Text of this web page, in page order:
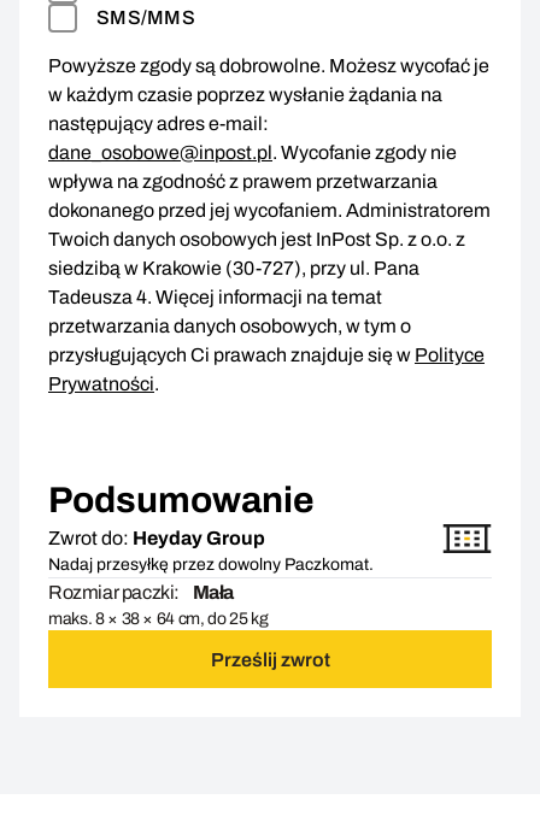
SMS/MMS
Powyższe zgody są dobrowolne. Możesz wycofać je
w każdym czasie poprzez wysłanie żądania na
następujący adres e-mail:
dane_osobowe@inpost.pl. Wycofanie zgody nie
wpływa na zgodność z prawem przetwarzania
dokonanego przed jej wycofaniem. Administratorem
Twoich danych osobowych jest InPost Sp. z o.o. z
siedzibą w Krakowie (30-727), przy ul. Pana
Tadeusza 4. Więcej informacji na temat
przetwarzania danych osobowych, w tym o
przysługujących Ci prawach znajduje się w Polityce
Prywatności.
Podsumowanie
Zwrot do: Heyday Group
Nadaj przesyłkę przez dowolny Paczkomat.
Rozmiar paczki: Mała
maks. 8 × 38 × 64 cm, do 25 kg
Prześlij zwrot